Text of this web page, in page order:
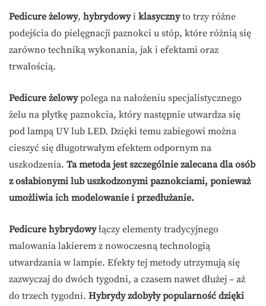
Pedicure żelowy, hybrydowyi klasycznyto trzy różne
podejścia do pielęgnacji paznokci u stóp, które różnią się
zarówno techniką wykonania, jak i efektami oraz
trwałością.
Pedicure żelowypolega na nałożeniu specjalistycznego
żelu na płytkę paznokcia, który następnie utwardza się
pod lampą UV lub LED. Dzięki temu zabiegowi można
cieszyć się długotrwałym efektem odpornym na
uszkodzenia. Ta metoda jest szczególnie zalecana dla osób
z osłabionymi lub uszkodzonymi paznokciami, ponieważ
umożliwia ich modelowanie i przedłużanie.
Pedicure hybrydowyłączy elementy tradycyjnego
malowania lakierem z nowoczesną technologią
utwardzania w lampie. Efekty tej metody utrzymują się
zazwyczaj do dwóch tygodni, a czasem nawet dłużej – aż
do trzech tygodni. Hybrydy zdobyły popularność dzięki